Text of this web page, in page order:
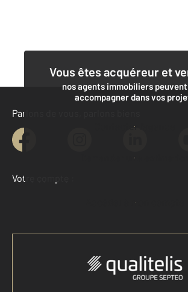
Vous êtes acquéreur et
nos agents immobiliers
accompagner dans vos
Contacter l'agence
Demander une estimation
Parlons de vous, parlons biens
Votre compte :
Accéder à mon compte